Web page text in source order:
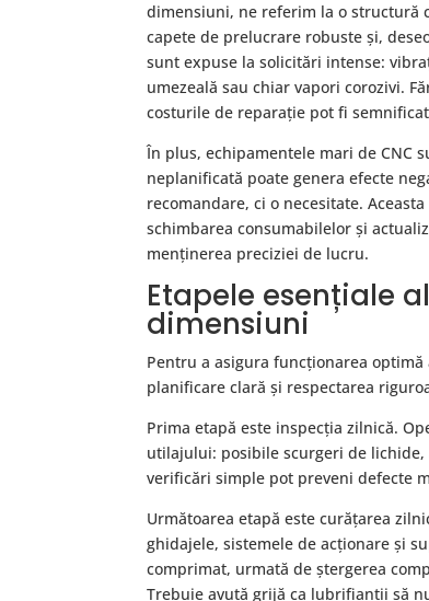
dimensiuni, ne referim la o structură
capete de prelucrare robuste și,
sunt expuse la solicitări intense:
umezeală sau chiar vapori corozivi.
costurile de reparație pot fi
În plus, echipamentele mari de CNC
neplanificată poate genera efecte
recomandare, ci o necesitate.
schimbarea consumabilelor și
menținerea preciziei de lucru.
Etapele esențiale
dimensiuni
Pentru a asigura funcționarea
planificare clară și respectarea
Prima etapă este inspecția zilnică.
utilajului: posibile scurgeri de
verificări simple pot preveni defecte
Următoarea etapă este curățarea
ghidajele, sistemele de acționare și
comprimat, urmată de ștergerea
Trebuie avută grijă ca lubrifianții să